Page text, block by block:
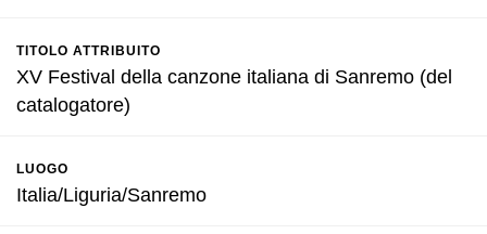
TITOLO ATTRIBUITO
XV Festival della canzone italiana di Sanremo (del
catalogatore)
LUOGO
Italia/Liguria/Sanremo